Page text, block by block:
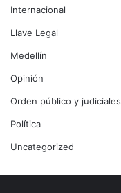
Internacional
Llave Legal
Medellín
Opinión
Orden público y judiciales
Política
Uncategorized